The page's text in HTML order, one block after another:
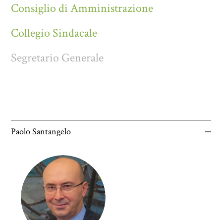
Consiglio di Amministrazione
Collegio Sindacale
Segretario Generale
Paolo Santangelo